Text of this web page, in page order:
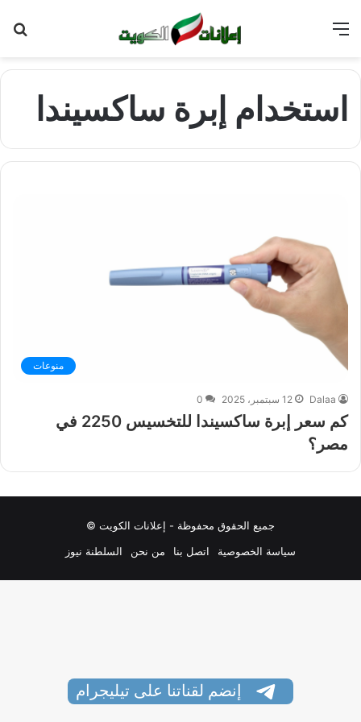
استخدام إبرة ساكسيندا
منوعات
Dalaa 12 سبتمبر، 2025 0
كم سعر إبرة ساكسيندا للتخسيس 2250 في
مصر؟
جميع الحقوق محفوظة - إعلانات الكويت ©
سياسة الخصوصية
اتصل بنا من نحن السلطنة نيوز
إنضم لقناتنا على تيليجرام